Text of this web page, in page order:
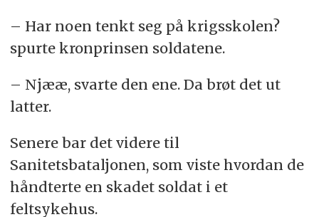
– Har noen tenkt seg på krigsskolen?
spurte kronprinsen soldatene.
– Njææ, svarte den ene. Da brøt det ut
latter.
Senere bar det videre til
Sanitetsbataljonen, som viste hvordan de
håndterte en skadet soldat i et
feltsykehus.